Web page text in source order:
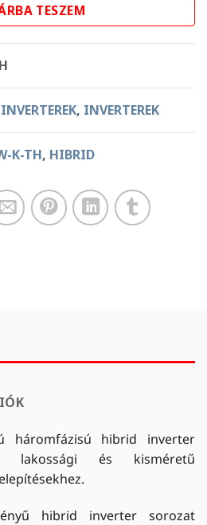
TESZEM
, INVERTEREK
K-TH, HIBRID
háromfázisú hibrid inverter
lakossági és kisméretű
hibrid inverter sorozat